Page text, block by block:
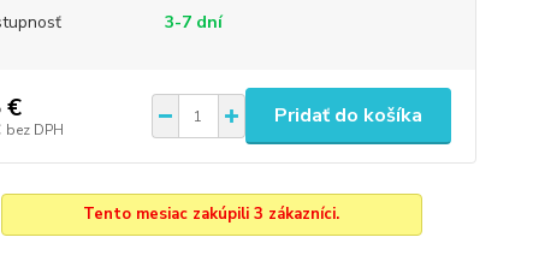
3-7 dní
€
bez DPH
Pridať do košíka
Tento mesiac zakúpili 3 zákazníci.